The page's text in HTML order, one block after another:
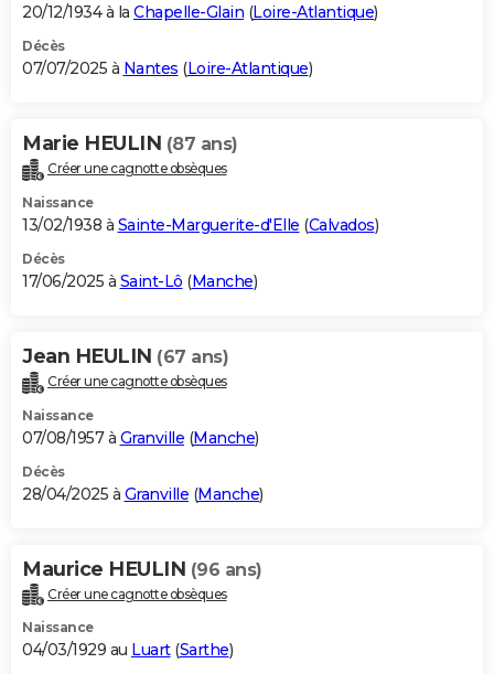
20/12/1934 à la Chapelle-Glain (Loire-Atlantique)
Décès
07/07/2025 à Nantes (Loire-Atlantique)
Marie HEULIN (87 ans)
Créer une cagnotte obsèques
Naissance
13/02/1938 à Sainte-Marguerite-d'Elle (Calvados)
Décès
17/06/2025 à Saint-Lô (Manche)
Jean HEULIN (67 ans)
Créer une cagnotte obsèques
Naissance
07/08/1957 à Granville (Manche)
Décès
28/04/2025 à Granville (Manche)
Maurice HEULIN (96 ans)
Créer une cagnotte obsèques
Naissance
04/03/1929 au Luart(Sarthe)